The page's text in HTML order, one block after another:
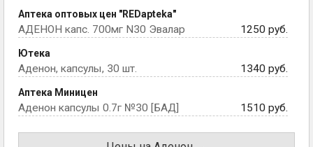
Аптека оптовых цен "REDapteka"
1250 руб.
АДЕНОН капс. 700мг N30 Эвалар
Ютека
1340 руб.
Аденон, капсулы, 30 шт.
Аптека Миницен
1510 руб.
Аденон капсулы 0.7г №30 [БАД]